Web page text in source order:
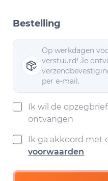
Bestelling
Op werkdagen
verstuurd! Je
per e-mail.
Ik wil de
ontvangen
Ik ga akkoord met
voorwaarden